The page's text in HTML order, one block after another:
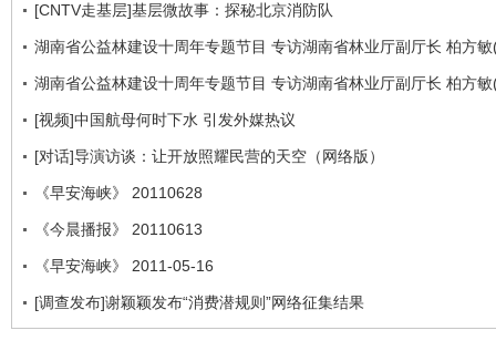
[CNTV走基层]基层微故事：探秘北京消防队
湖南省公益林建设十周年专题节目 专访湖南省林业厅副厅长 柏方
湖南省公益林建设十周年专题节目 专访湖南省林业厅副厅长 柏方
[视频]中国航母何时下水 引发外媒热议
[对话]导演访谈：让开放照耀民营的天空（网络版）
《早安海峡》 20110628
《今晨播报》 20110613
《早安海峡》 2011-05-16
[调查发布]谢颖颖发布“消费潜规则”网络征集结果